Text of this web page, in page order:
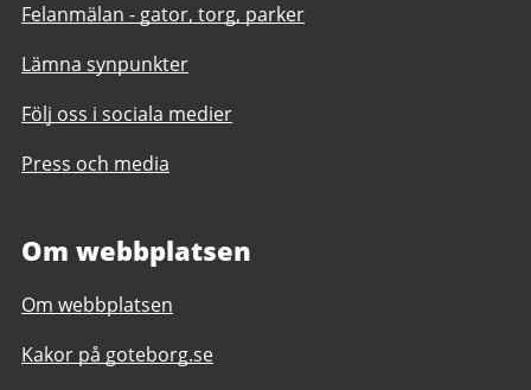
Felanmälan - gator, torg, parker
Lämna synpunkter
Följ oss i sociala medier
Press och media
Om webbplatsen
Om webbplatsen
Kakor på goteborg.se